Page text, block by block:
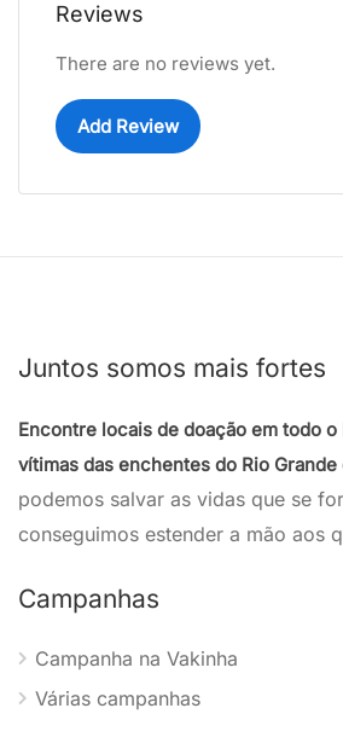
Reviews
There are no reviews yet.
Add Review
Juntos somos mais fortes
Encontre locais de doação em todo o
vítimas das enchentes do Rio Grande
podemos salvar as vidas que se
conseguimos estender a mão aos
Campanhas
Campanha na Vakinha
Várias campanhas